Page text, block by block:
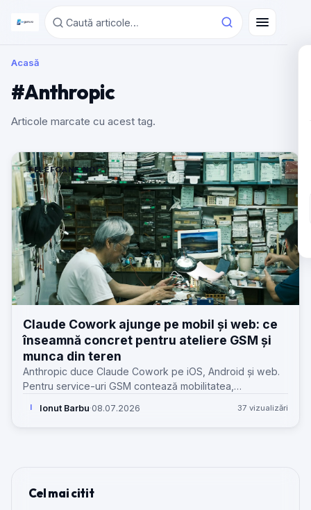
Acasă
#Anthropic
Articole marcate cu acest tag.
TELEFOANE NOI
Claude Cowork ajunge pe mobil și web: ce
înseamnă concret pentru ateliere GSM și
munca din teren
Anthropic duce Claude Cowork pe iOS, Android și web.
Pentru service-uri GSM contează mobilitatea,
I Ionut Barbu·08.07.2026 37 vizualizări
Cel mai citit